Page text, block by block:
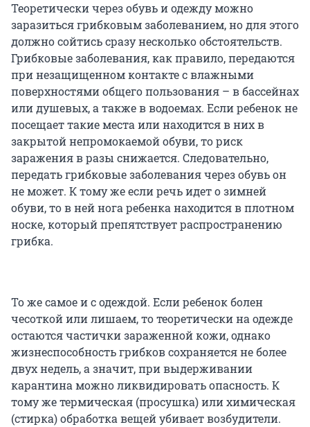
Теоретически через обувь и одежду можно
заразиться грибковым заболеванием, но для этого
должно сойтись сразу несколько обстоятельств.
Грибковые заболевания, как правило, передаются
при незащищенном контакте с влажными
поверхностями общего пользования – в бассейнах
или душевых, а также в водоемах. Если ребенок не
посещает такие места или находится в них в
закрытой непромокаемой обуви, то риск
заражения в разы снижается. Следовательно,
передать грибковые заболевания через обувь он
не может. К тому же если речь идет о зимней
обуви, то в ней нога ребенка находится в плотном
носке, который препятствует распространению
грибка.
То же самое и с одеждой. Если ребенок болен
чесоткой или лишаем, то теоретически на одежде
остаются частички зараженной кожи, однако
жизнеспособность грибков сохраняется не более
двух недель, а значит, при выдерживании
карантина можно ликвидировать опасность. К
тому же термическая (просушка) или химическая
(стирка) обработка вещей убивает возбудители.